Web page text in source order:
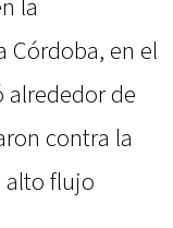
la
Córdoba, en el
de
contra la
alto flujo